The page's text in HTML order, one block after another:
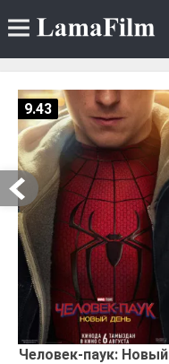
Человек-паук: Новый
9.43